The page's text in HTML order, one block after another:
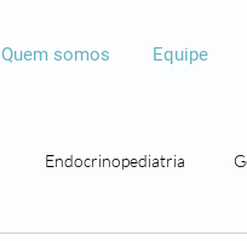
Quem somos Equipe
Endocrinopediatria